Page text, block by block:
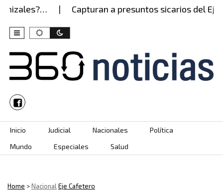
Capturan a presuntos sicarios del
Skip to content
Inicio Judicial Nacionales
Política
Mundo
Especiales Salud
Home >NacionalEje Cafetero